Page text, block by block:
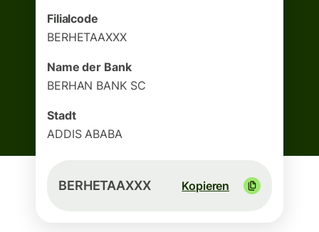
Filialcode
BERHETAAXXX
Name der Bank
BERHAN BANK SC
Stadt
ADDIS ABABA
BERHETAAXXX Kopieren